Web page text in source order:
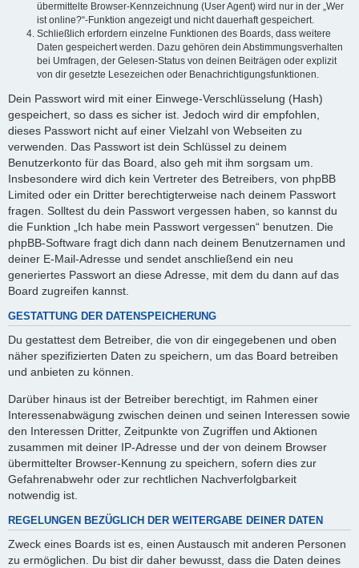
übermittelte Browser-Kennzeichnung (User Agent) wird nur in der „Wer
ist online?“-Funktion angezeigt und nicht dauerhaft gespeichert.
Schließlich erfordern einzelne Funktionen des Boards, dass weitere
Daten gespeichert werden. Dazu gehören dein Abstimmungsverhalten
bei Umfragen, der Gelesen-Status von deinen Beiträgen oder explizit
von dir gesetzte Lesezeichen oder Benachrichtigungsfunktionen.
Dein Passwort wird mit einer Einwege-Verschlüsselung (Hash)
gespeichert, so dass es sicher ist. Jedoch wird dir empfohlen,
dieses Passwort nicht auf einer Vielzahl von Webseiten zu
verwenden. Das Passwort ist dein Schlüssel zu deinem
Benutzerkonto für das Board, also geh mit ihm sorgsam um.
Insbesondere wird dich kein Vertreter des Betreibers, von phpBB
Limited oder ein Dritter berechtigterweise nach deinem Passwort
fragen. Solltest du dein Passwort vergessen haben, so kannst du
die Funktion „Ich habe mein Passwort vergessen“ benutzen. Die
phpBB-Software fragt dich dann nach deinem Benutzernamen und
deiner E-Mail-Adresse und sendet anschließend ein neu
generiertes Passwort an diese Adresse, mit dem du dann auf das
Board zugreifen kannst.
GESTATTUNG DER DATENSPEICHERUNG
Du gestattest dem Betreiber, die von dir eingegebenen und oben
näher spezifizierten Daten zu speichern, um das Board betreiben
und anbieten zu können.
Darüber hinaus ist der Betreiber berechtigt, im Rahmen einer
Interessenabwägung zwischen deinen und seinen Interessen sowie
den Interessen Dritter, Zeitpunkte von Zugriffen und Aktionen
zusammen mit deiner IP-Adresse und der von deinem Browser
übermittelter Browser-Kennung zu speichern, sofern dies zur
Gefahrenabwehr oder zur rechtlichen Nachverfolgbarkeit
notwendig ist.
REGELUNGEN BEZÜGLICH DER WEITERGABE DEINER DATEN
Zweck eines Boards ist es, einen Austausch mit anderen Personen
zu ermöglichen. Du bist dir daher bewusst, dass die Daten deines